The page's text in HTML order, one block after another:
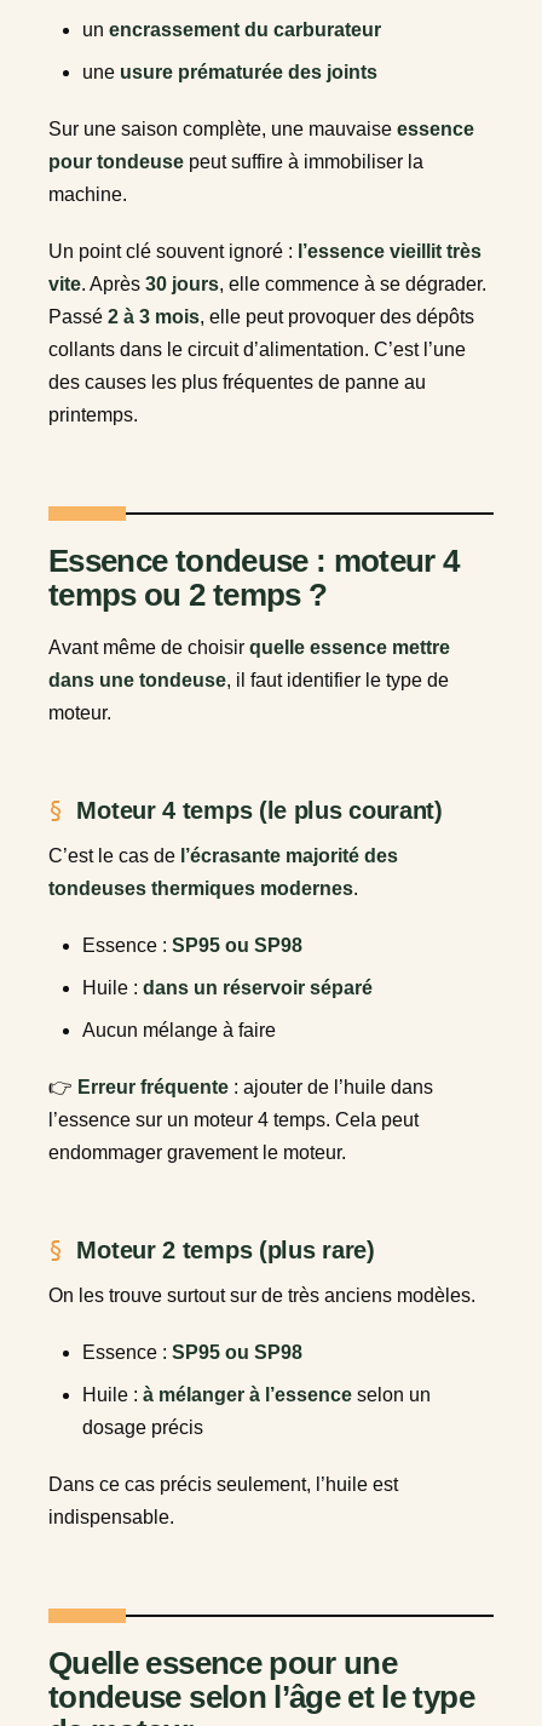
un encrassement du carburateur
une usure prématurée des joints
Sur une saison complète, une mauvaise essence
pour tondeuse peut suffire à immobiliser la
machine.
Un point clé souvent ignoré : l’essence vieillit très
vite. Après 30 jours, elle commence à se dégrader.
Passé 2 à 3 mois, elle peut provoquer des dépôts
collants dans le circuit d’alimentation. C’est l’une
des causes les plus fréquentes de panne au
printemps.
Essence tondeuse : moteur 4
temps ou 2 temps ?
Avant même de choisir quelle essence mettre
dans une tondeuse, il faut identifier le type de
moteur.
Moteur 4 temps (le plus courant)
C’est le cas de l’écrasante majorité des
tondeuses thermiques modernes.
Essence : SP95 ou SP98
Huile : dans un réservoir séparé
Aucun mélange à faire
👉 Erreur fréquente : ajouter de l’huile dans
l’essence sur un moteur 4 temps. Cela peut
endommager gravement le moteur.
Moteur 2 temps (plus rare)
On les trouve surtout sur de très anciens modèles.
Essence : SP95 ou SP98
Huile : à mélanger à l’essence selon un
dosage précis
Dans ce cas précis seulement, l’huile est
indispensable.
Quelle essence pour une
tondeuse selon l’âge et le type